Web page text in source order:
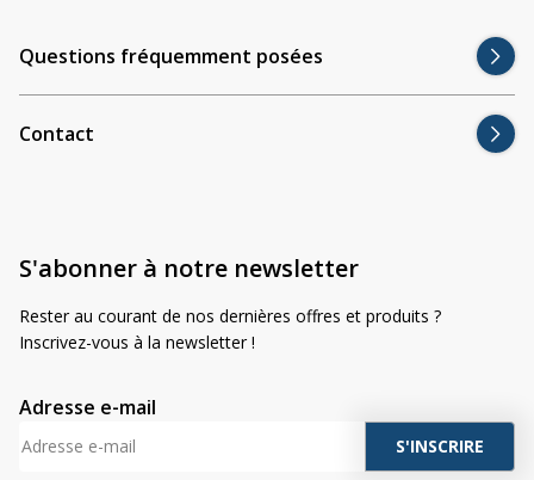
Questions fréquemment posées
Contact
S'abonner à notre newsletter
Rester au courant de nos dernières offres et produits ?
Inscrivez-vous à la newsletter !
Adresse e-mail
A